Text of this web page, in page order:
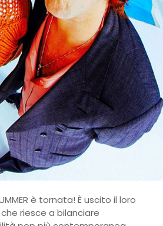
è tornata! È uscito il loro
che riesce a bilanciare